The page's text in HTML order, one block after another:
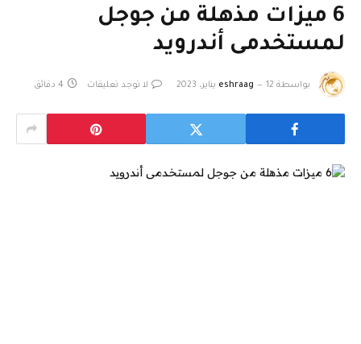
6 ميزات مذهلة من جوجل
لمستخدمى أندرويد
بواسطة eshraag 12 يناير، 2023 لا توجد تعليقات 4 دقائق